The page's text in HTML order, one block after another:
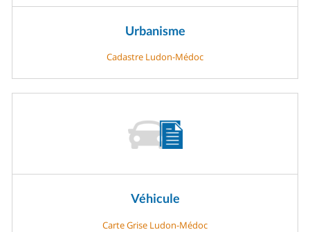
Urbanisme
Cadastre Ludon-Médoc
Véhicule
Carte Grise Ludon-Médoc